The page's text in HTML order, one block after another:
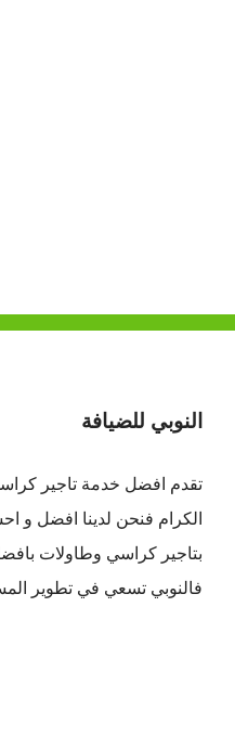
النوبي للضيافة
تقدم افضل خدمة تاجير
الكرام فنحن لدينا افضل و
بتاجير كراسي وطاولات
فالنوبي تسعي في تطوير